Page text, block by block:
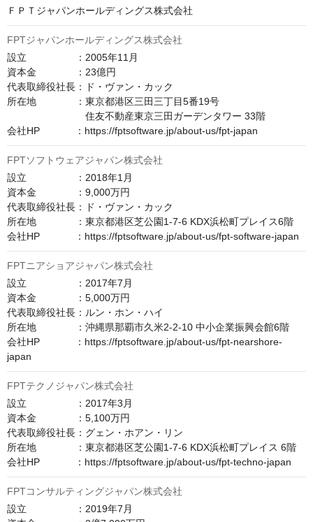
ＦＰＴジャパンホールディングス株式会社
FPTジャパンホールディングス株式会社
設立　　　　　：2005年11月
資本金　　　　：23億円
代表取締役社長：ド・ヴァン・カック
所在地　　　　：東京都港区三田三丁目5番19号
住友不動産東京三田ガーデンタワー 33階
会社HP　　　  ：https://fptsoftware.jp/about-us/fpt-japan
FPTソフトウェアジャパン株式会社
設立　　　　　：2018年1月
資本金　　　　：9,000万円
代表取締役社長：ド・ヴァン・カック
所在地　　　　：東京都港区芝公園1-7-6 KDX浜松町プレイス6階
会社HP　　　  ：https://fptsoftware.jp/about-us/fpt-software-japan
FPTニアショアジャパン株式会社
設立　　　　　：2017年7月
資本金　　　　：5,000万円
代表取締役社長：ルン・ホン・ハイ
所在地　　　　：沖縄県那覇市久米2-2-10 中小企業振興会館6階
会社HP　　　  ：https://fptsoftware.jp/about-us/fpt-nearshore-
japan
FPTテクノジャパン株式会社
設立　　　　　：2017年3月
資本金　　　　：5,100万円
代表取締役社長：グェン・ホアン・リン
所在地　　　　：東京都港区芝公園1-7-6 KDX浜松町プレイス 6階
会社HP　　　  ：https://fptsoftware.jp/about-us/fpt-techno-japan
FPTコンサルティングジャパン株式会社
設立　　　　　：2019年7月